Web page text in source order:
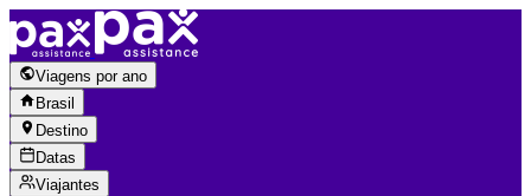
Pular para o conteúdo
Viagens por ano
Brasil
Destino
Datas
Viajantes